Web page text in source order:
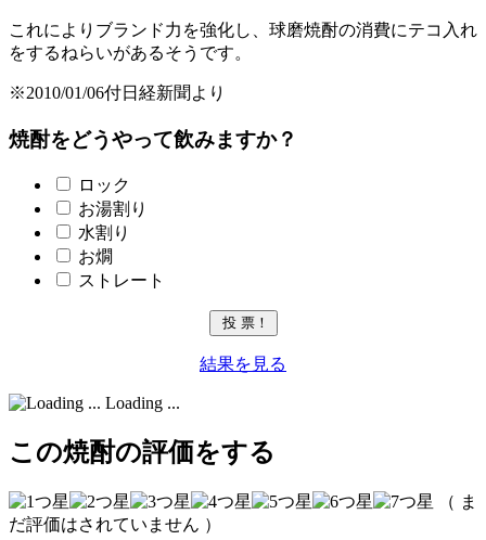
これによりブランド力を強化し、球磨焼酎の消費にテコ入れ
をするねらいがあるそうです。
※2010/01/06付日経新聞より
焼酎をどうやって飲みますか？
ロック
お湯割り
水割り
お燗
ストレート
結果を見る
Loading ...
この焼酎の評価をする
（ ま
だ評価はされていません ）